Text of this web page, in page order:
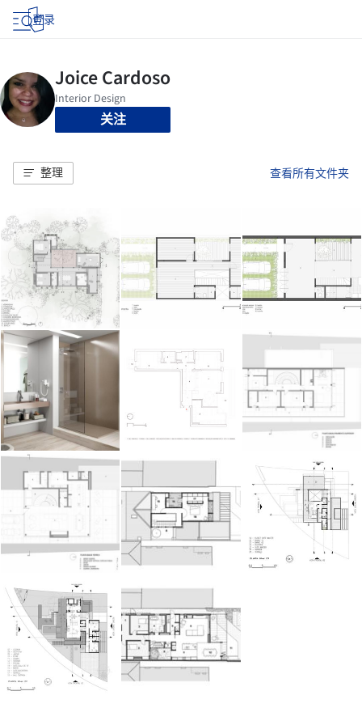
登录
关注
整理 查看所有文件夹